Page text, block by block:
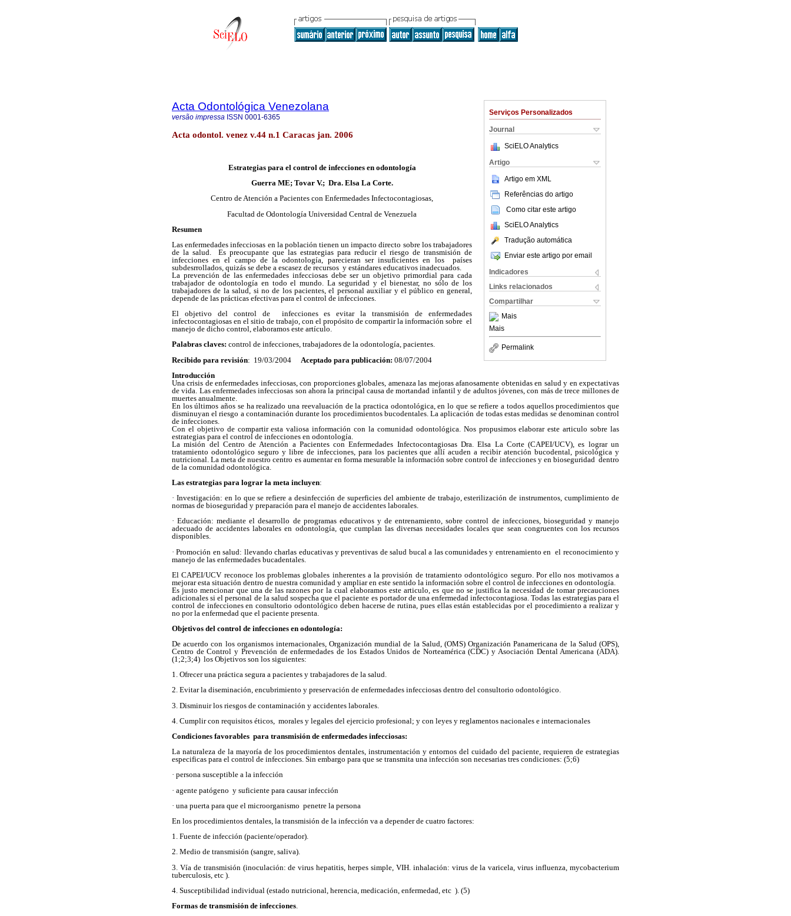
Serviços Personalizados
Journal
SciELO Analytics
Artigo
Artigo em XML
Referências do artigo
Como citar este artigo
SciELO Analytics
Tradução automática
Enviar este artigo por email
Indicadores
Links relacionados
Compartilhar
Mais
Mais
Permalink
Acta Odontológica Venezolana
versão impressa ISSN 0001-6365
Acta odontol. venez v.44 n.1 Caracas jan. 2006
Estrategias para el control de infecciones en odontología
Guerra ME; Tovar V.; Dra. Elsa La Corte.
Centro de Atención a Pacientes con Enfermedades Infectocontagiosas,
Facultad de Odontología Universidad Central de Venezuela
Resumen
Las enfermedades infecciosas en la población tienen un impacto directo sobre los trabajadores
de la salud. Es preocupante que las estrategias para reducir el riesgo de transmisión de
infecciones en el campo de la odontología, parecieran ser insuficientes en los países
subdesrrollados, quizás se debe a escasez de recursos y estándares educativos inadecuados.
La prevención de las enfermedades infecciosas debe ser un objetivo primordial para cada
trabajador de odontología en todo el mundo. La seguridad y el bienestar, no sólo de los
trabajadores de la salud, si no de los pacientes, el personal auxiliar y el público en general,
depende de las prácticas efectivas para el control de infecciones.
El objetivo del control de infecciones es evitar la transmisión de enfermedades
infectocontagiosas en el sitio de trabajo, con el propósito de compartir la información sobre el
manejo de dicho control, elaboramos este artículo.
Palabras claves: control de infecciones, trabajadores de la odontología, pacientes.
Recibido para revisión: 19/03/2004 Aceptado para publicación: 08/07/2004
Introducción
Una crisis de enfermedades infecciosas, con proporciones globales, amenaza las mejoras afanosamente obtenidas en salud y en expectativas
de vida. Las enfermedades infecciosas son ahora la principal causa de mortandad infantil y de adultos jóvenes, con más de trece millones de
muertes anualmente.
En los últimos años se ha realizado una reevaluación de la practica odontológica, en lo que se refiere a todos aquellos procedimientos que
disminuyan el riesgo a contaminación durante los procedimientos bucodentales. La aplicación de todas estas medidas se denominan control
de infecciones.
Con el objetivo de compartir esta valiosa información con la comunidad odontológica. Nos propusimos elaborar este articulo sobre las
estrategias para el control de infecciones en odontología.
La misión del Centro de Atención a Pacientes con Enfermedades Infectocontagiosas Dra. Elsa La Corte (CAPEI/UCV), es lograr un
tratamiento odontológico seguro y libre de infecciones, para los pacientes que allí acuden a recibir atención bucodental, psicológica y
nutricional. La meta de nuestro centro es aumentar en forma mesurable la información sobre control de infecciones y en bioseguridad dentro
de la comunidad odontológica.
Las estrategias para lograr la meta incluyen:
· Investigación: en lo que se refiere a desinfección de superficies del ambiente de trabajo, esterilización de instrumentos, cumplimiento de
normas de bioseguridad y preparación para el manejo de accidentes laborales.
· Educación: mediante el desarrollo de programas educativos y de entrenamiento, sobre control de infecciones, bioseguridad y manejo
adecuado de accidentes laborales en odontología, que cumplan las diversas necesidades locales que sean congruentes con los recursos
disponibles.
· Promoción en salud: llevando charlas educativas y preventivas de salud bucal a las comunidades y entrenamiento en el reconocimiento y
manejo de las enfermedades bucadentales.
El CAPEI/UCV reconoce los problemas globales inherentes a la provisión de tratamiento odontológico seguro. Por ello nos motivamos a
mejorar esta situación dentro de nuestra comunidad y ampliar en este sentido la información sobre el control de infecciones en odontología.
Es justo mencionar que una de las razones por la cual elaboramos este articulo, es que no se justifica la necesidad de tomar precauciones
adicionales si el personal de la salud sospecha que el paciente es portador de una enfermedad infectocontagiosa. Todas las estrategias para el
control de infecciones en consultorio odontológico deben hacerse de rutina, pues ellas están establecidas por el procedimiento a realizar y
no por la enfermedad que el paciente presenta.
Objetivos del control de infecciones en odontología:
De acuerdo con los organismos internacionales, Organización mundial de la Salud, (OMS) Organización Panamericana de la Salud (OPS),
Centro de Control y Prevención de enfermedades de los Estados Unidos de Norteamérica (CDC) y Asociación Dental Americana (ADA).
(1;2;3;4) los Objetivos son los siguientes:
1. Ofrecer una práctica segura a pacientes y trabajadores de la salud.
2. Evitar la diseminación, encubrimiento y preservación de enfermedades infecciosas dentro del consultorio odontológico.
3. Disminuir los riesgos de contaminación y accidentes laborales.
4. Cumplir con requisitos éticos, morales y legales del ejercicio profesional; y con leyes y reglamentos nacionales e internacionales
Condiciones favorables para transmisión de enfermedades infecciosas:
La naturaleza de la mayoría de los procedimientos dentales, instrumentación y entornos del cuidado del paciente, requieren de estrategias
especificas para el control de infecciones. Sin embargo para que se transmita una infección son necesarias tres condiciones: (5;6)
· persona susceptible a la infección
· agente patógeno y suficiente para causar infección
· una puerta para que el microorganismo penetre la persona
En los procedimientos dentales, la transmisión de la infección va a depender de cuatro factores:
1. Fuente de infección (paciente/operador).
2. Medio de transmisión (sangre, saliva).
3. Vía de transmisión (inoculación: de virus hepatitis, herpes simple, VIH. inhalación: virus de la varicela, virus influenza, mycobacterium
tuberculosis, etc ).
4. Susceptibilidad individual (estado nutricional, herencia, medicación, enfermedad, etc ). (5)
Formas de transmisión de infecciones